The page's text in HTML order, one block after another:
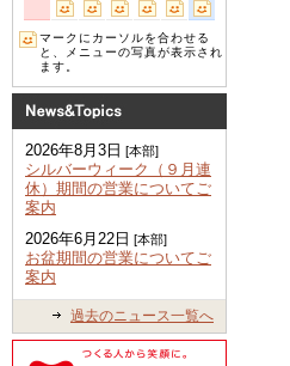
マークにカーソルを合わせる
と、メニューの写真が表示され
ます。
2026年8月3日 [本部]
シルバーウィーク（９月連
休）期間の営業についてご
案内
2026年6月22日 [本部]
お盆期間の営業についてご
案内
過去のニュース一覧へ